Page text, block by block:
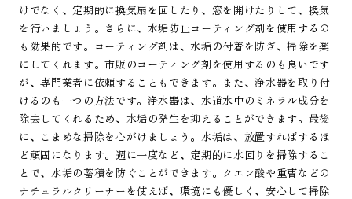
けでなく、定期的に換気扇を回したり、窓を開けたりして、換気
を行いましょう。さらに、水垢防止コーティング剤を使用するの
も効果的です。コーティング剤は、水垢の付着を防ぎ、掃除を楽
にしてくれます。市販のコーティング剤を使用するのも良いです
が、専門業者に依頼することもできます。また、浄水器を取り付
けるのも一つの方法です。浄水器は、水道水中のミネラル成分を
除去してくれるため、水垢の発生を抑えることができます。最後
に、こまめな掃除を心がけましょう。水垢は、放置すればするほ
ど頑固になります。週に一度など、定期的に水回りを掃除するこ
とで、水垢の蓄積を防ぐことができます。クエン酸や重曹などの
ナチュラルクリーナーを使えば、環境にも優しく、安心して掃除